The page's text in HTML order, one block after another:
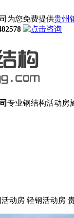
为您免费提供贵州
专业钢结构活动房
动房 轻钢活动房